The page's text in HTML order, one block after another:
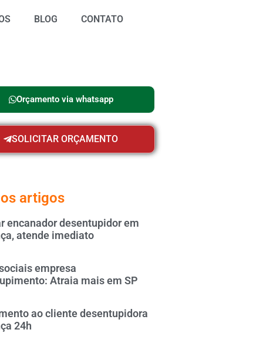
BLOG CONTATO
Orçamento via whatsapp
SOLICITAR ORÇAMENTO
artigos
encanador desentupidor em
atende imediato
empresa
Atraia mais em SP
ao cliente desentupidora
24h